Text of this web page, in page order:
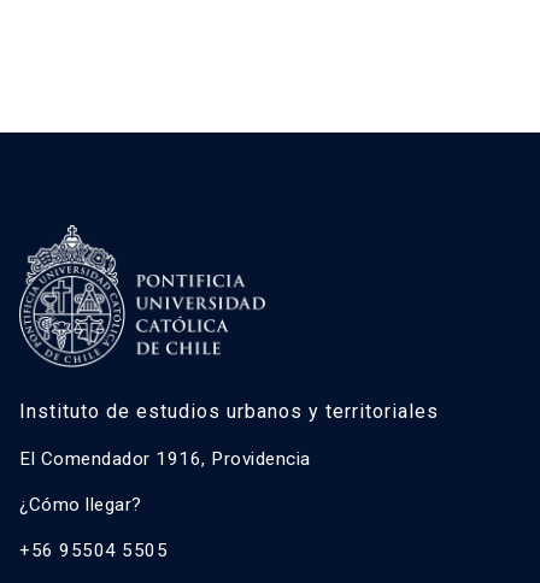
Instituto de estudios urbanos y territoriales
El Comendador 1916, Providencia
¿Cómo llegar?
+56 95504 5505